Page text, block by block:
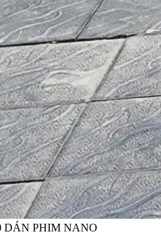
DÁN PHIM NANO